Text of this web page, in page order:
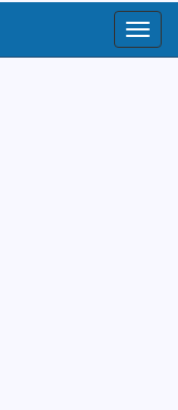
Toggle